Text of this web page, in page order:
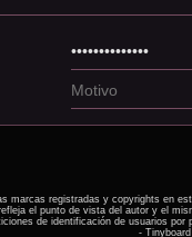
marcas registradas y copyrights en
el punto de vista del autor y el
de identificación de usuarios por
-